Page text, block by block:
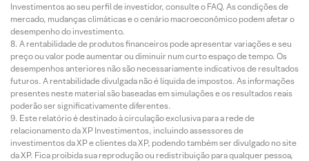
Investimentos ao seu perfil de investidor, consulte o FAQ. As condições de
mercado, mudanças climáticas e o cenário macroeconômico podem afetar o
desempenho do investimento.
A rentabilidade de produtos financeiros pode apresentar variações e seu
preço ou valor pode aumentar ou diminuir num curto espaço de tempo. Os
desempenhos anteriores não são necessariamente indicativos de resultados
futuros. A rentabilidade divulgada não é líquida de impostos. As informações
presentes neste material são baseadas em simulações e os resultados reais
poderão ser significativamente diferentes.
Este relatório é destinado à circulação exclusiva para a rede de
relacionamento da XP Investimentos, incluindo assessores de
investimentos da XP e clientes da XP, podendo também ser divulgado no site
da XP. Fica proibida sua reprodução ou redistribuição para qualquer pessoa,